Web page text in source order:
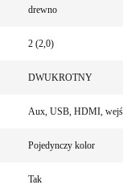
drewno
2 (2,0)
DWUKROTNY
Aux, USB, HDMI,
Pojedynczy kolor
Tak